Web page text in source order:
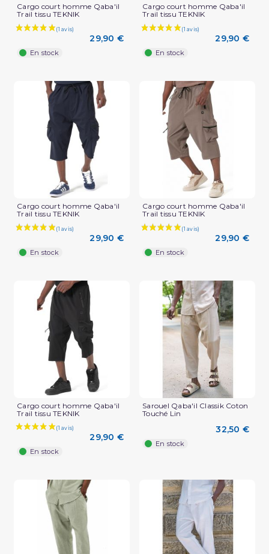
Cargo court homme Qaba'il
Trail tissu TEKNIK
29,90 €
En stock
Cargo court homme Qaba'il
Trail tissu TEKNIK
29,90 €
En stock
Cargo court homme Qaba'il
Trail tissu TEKNIK
29,90 €
En stock
Cargo court homme Qaba'il
Trail tissu TEKNIK
29,90 €
En stock
Cargo court homme Qaba'il
Trail tissu TEKNIK
29,90 €
En stock
Sarouel Qaba'il Classik Coton
Touché Lin
32,50 €
En stock